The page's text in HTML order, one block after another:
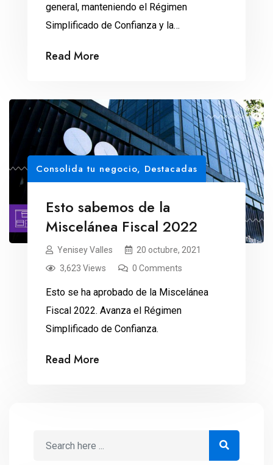
general, manteniendo el Régimen
Simplificado de Confianza y la
Read More
Consolida tu negocio, Destacadas
Esto sabemos de la
Miscelánea Fiscal 2022
Yenisey Valles
20 octubre, 2021
3,623 Views
0 Comments
Esto se ha aprobado de la Miscelánea
Fiscal 2022. Avanza el Régimen
Simplificado de Confianza.
Read More